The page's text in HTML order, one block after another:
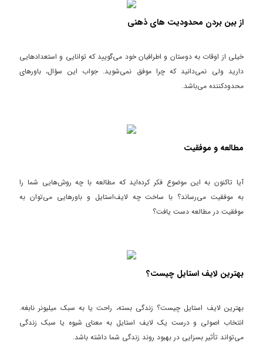
از بین بردن محدودیت های ذهنی
خیلی از اوقات به دوستان و اطرافیان خود می‌گویید که توانایی و استعدادهایی
دارید ولی نمی‌دانید که چرا موفق نمی‌شوید. جواب این سؤال، باورهای
محدود‌کننده می‌باشد.
مطالعه و موفقیت
آیا تاکنون به این موضوع فکر کرده‌اید که مطالعه با چه روش‌هایی شما را
به موفقیت می‌رساند؟ با ساخت چه لایف‌استایل و باورهایی می‌توان به
موفقیت در مطالعه دست یافت؟
بهترین لایف استایل چیست؟
بهترین لایف استایل چیست؟ زندگی بسته، راحت یا به سبک میلیونر نابغه.
انتخاب اصولی و درست یک لایف استایل به معنای شیوه یا سبک زندگی
می‌تواند تأثیر بسزایی در بهبود روند زندگی شما داشته باشد.